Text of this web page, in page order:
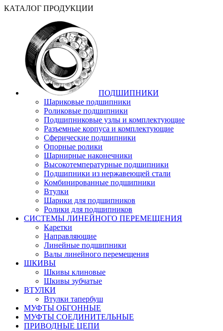
КАТАЛОГ ПРОДУКЦИИ
ПОДШИПНИКИ
Шариковые подшипники
Роликовые подшипники
Подшипниковые узлы и комплектующие
Разъемные корпуса и комплектующие
Сферические подшипники
Опорные ролики
Шарнирные наконечники
Высокотемпературные подшипники
Подшипники из нержавеющей стали
Комбинированные подшипники
Втулки
Шарики для подшипников
Ролики для подшипников
СИСТЕМЫ ЛИНЕЙНОГО ПЕРЕМЕЩЕНИЯ
Каретки
Направляющие
Линейные подшипники
Валы линейного перемещения
ШКИВЫ
Шкивы клиновые
Шкивы зубчатые
ВТУЛКИ
Втулки тапербуш
МУФТЫ ОБГОННЫЕ
МУФТЫ СОЕДИНИТЕЛЬНЫЕ
ПРИВОДНЫЕ ЦЕПИ